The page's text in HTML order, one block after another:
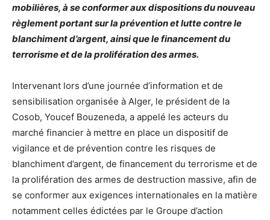
mobilières, à se conformer aux dispositions du nouveau
règlement portant sur la prévention et lutte contre le
blanchiment d’argent, ainsi que le financement du
terrorisme et de la prolifération des armes.
Intervenant lors d’une journée d’information et de
sensibilisation organisée à Alger, le président de la
Cosob, Youcef Bouzeneda, a appelé les acteurs du
marché financier à mettre en place un dispositif de
vigilance et de prévention contre les risques de
blanchiment d’argent, de financement du terrorisme et de
la prolifération des armes de destruction massive, afin de
se conformer aux exigences internationales en la matière
notamment celles édictées par le Groupe d’action